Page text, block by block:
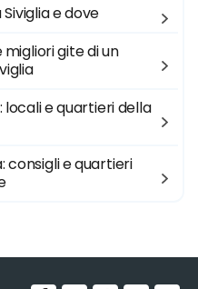
e dove
migliori gite di un
locali e quartieri della
consigli e quartieri